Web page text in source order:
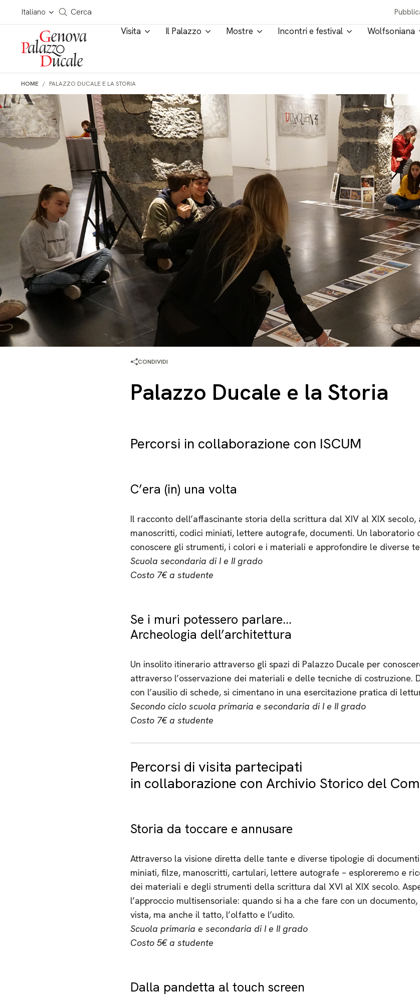
Salta al contenuto
Italiano
Cerca in tutto il sito
Cerca
Visita Il Palazzo Mostre Incontri e festival Wolfsoniana
HOME PALAZZO DUCALE E LA STORIA
CONDIVIDI
Palazzo Ducale e la Storia
Percorsi in collaborazione con ISCUM
C’era (in) una volta
Il racconto dell’affascinante storia della scrittura dal XIV al XIX secolo,
manoscritti, codici miniati, lettere autografe, documenti. Un laboratorio
conoscere gli strumenti, i colori e i materiali e approfondire le diverse
Scuola secondaria di I e II grado
Costo 7€ a studente
Se i muri potessero parlare…
Archeologia dell’architettura
Un insolito itinerario attraverso gli spazi di Palazzo Ducale per
attraverso l’osservazione dei materiali e delle tecniche di costruzione.
con l’ausilio di schede, si cimentano in una esercitazione pratica di
Secondo ciclo scuola primaria e secondaria di I e II grado
Costo 7€ a studente
Percorsi di visita partecipati
in collaborazione con Archivio Storico del
Storia da toccare e annusare
Attraverso la visione diretta delle tante e diverse tipologie di
miniati, filze, manoscritti, cartulari, lettere autografe – esploreremo e
dei materiali e degli strumenti della scrittura dal XVI al XIX secolo.
l’approccio multisensoriale: quando si ha a che fare con un
vista, ma anche il tatto, l’olfatto e l’udito.
Scuola primaria e secondaria di I e II grado
Costo 5€ a studente
Dalla pandetta al touch screen